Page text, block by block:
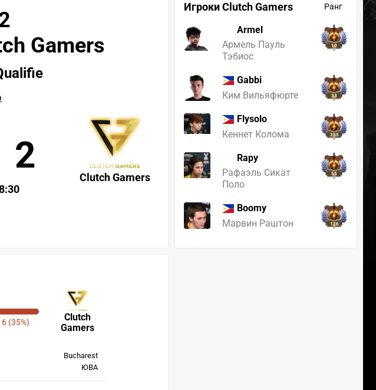
Игроки Clutch Gamers Ранг
Armel
Армель Пауль
Тэбиос
10
Gabbi
Ким Вильяфюрте
33
Flysolo
Кеннет Колома
255
Rapy
Рафаэль Сикат
Поло
55
Boomy
Марвин Раштон
126
Gamers
Clutch Gamers
2
Clutch
Gamers
6 (35%)
Bucharest
ЮВА